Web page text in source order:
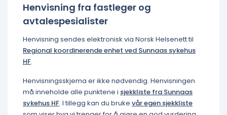
Henvisning fra fastleger og
avtalespesialister
Henvisning sendes elektronisk via Norsk Helsenett til
Regional koordinerende enhet ved Sunnaas sykehus
HF.
Henvisningsskjema er ikke nødvendig. Henvisningen
må inneholde alle punktene i sjekkliste fra Sunnaas
sykehus HF. I tillegg kan du bruke vår egen sjekkliste